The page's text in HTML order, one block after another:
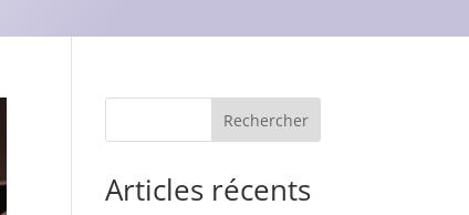
Rechercher
Articles récents